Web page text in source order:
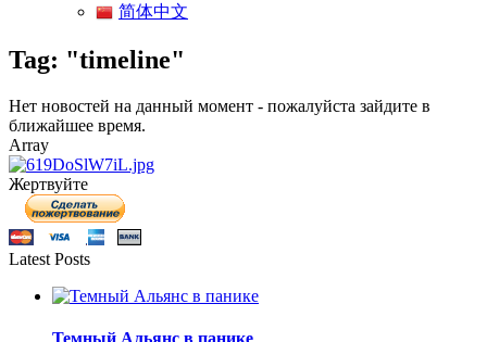
简体中文
Tag: "timeline"
Нет новостей на данный момент - пожалуйста зайдите в
ближайшее время.
Array
Жертвуйте
Latest Posts